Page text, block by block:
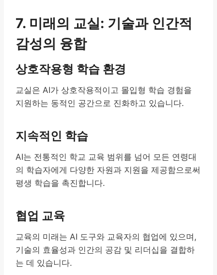
7. 미래의 교실: 기술과 인간적
감성의 융합
상호작용형 학습 환경
교실은 AI가 상호작용적이고 몰입형 학습 경험을
지원하는 동적인 공간으로 진화하고 있습니다.
지속적인 학습
AI는 전통적인 학교 교육 범위를 넘어 모든 연령대
의 학습자에게 다양한 자원과 지원을 제공함으로써
평생 학습을 촉진합니다.
협업 교육
교육의 미래는 AI 도구와 교육자의 협업에 있으며,
기술의 효율성과 인간의 공감 및 리더십을 결합하
는 데 있습니다.